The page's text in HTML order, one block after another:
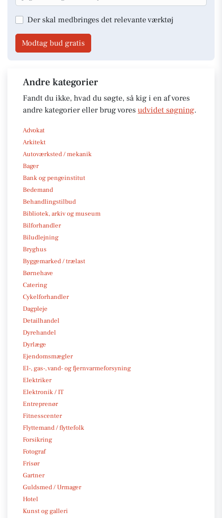
Der skal medbringes det relevante værktøj
Modtag bud gratis
Andre kategorier
Fandt du ikke, hvad du søgte, så kig i en af vores
andre kategorier eller brug vores udvidet søgning.
Advokat
Arkitekt
Autoværksted / mekanik
Bager
Bank og pengeinstitut
Bedemand
Behandlingstilbud
Bibliotek, arkiv og museum
Bilforhandler
Biludlejning
Bryghus
Byggemarked / trælast
Børnehave
Catering
Cykelforhandler
Dagpleje
Detailhandel
Dyrehandel
Dyrlæge
Ejendomsmægler
El-, gas-, vand- og fjernvarmeforsyning
Elektriker
Elektronik / IT
Entreprenør
Fitnesscenter
Flyttemand / flyttefolk
Forsikring
Fotograf
Frisør
Gartner
Guldsmed / Urmager
Hotel
Kunst og galleri